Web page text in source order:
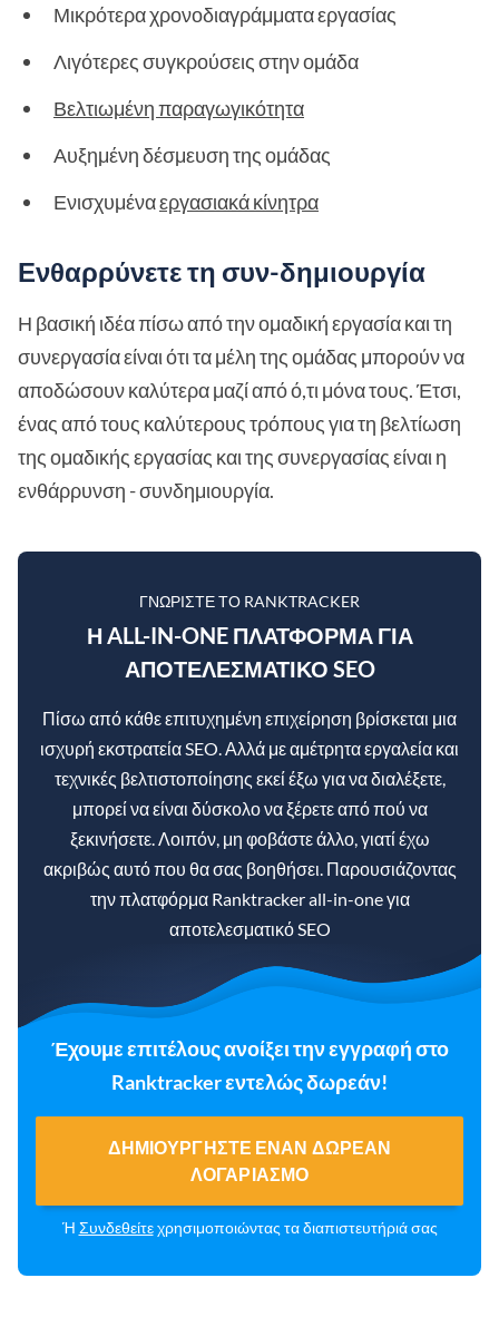
Μικρότερα χρονοδιαγράμματα εργασίας
Λιγότερες συγκρούσεις στην ομάδα
Βελτιωμένη παραγωγικότητα
Αυξημένη δέσμευση της ομάδας
Ενισχυμέναεργασιακά κίνητρα
Ενθαρρύνετε τη συν-δημιουργία
Η βασική ιδέα πίσω από την ομαδική εργασία και τη
συνεργασία είναι ότι τα μέλη της ομάδας μπορούν να
αποδώσουν καλύτερα μαζί από ό,τι μόνα τους. Έτσι,
ένας από τους καλύτερους τρόπους για τη βελτίωση
της ομαδικής εργασίας και της συνεργασίας είναι η
ενθάρρυνση - συνδημιουργία.
ΓΝΩΡΊΣΤΕ ΤΟ RANKTRACKER
Η ALL-IN-ONE ΠΛΑΤΦΌΡΜΑ ΓΙΑ
ΑΠΟΤΕΛΕΣΜΑΤΙΚΌ SEO
Πίσω από κάθε επιτυχημένη επιχείρηση βρίσκεται μια
ισχυρή εκστρατεία SEO. Αλλά με αμέτρητα εργαλεία και
τεχνικές βελτιστοποίησης εκεί έξω για να διαλέξετε,
μπορεί να είναι δύσκολο να ξέρετε από πού να
ξεκινήσετε. Λοιπόν, μη φοβάστε άλλο, γιατί έχω
ακριβώς αυτό που θα σας βοηθήσει. Παρουσιάζοντας
την πλατφόρμα Ranktracker all-in-one για
αποτελεσματικό SEO
Έχουμε επιτέλους ανοίξει την εγγραφή στο
Ranktracker εντελώς δωρεάν!
ΔΗΜΙΟΥΡΓΉΣΤΕ ΈΝΑΝ ΔΩΡΕΆΝ
ΛΟΓΑΡΙΑΣΜΌ
Ή Συνδεθείτεχρησιμοποιώντας τα διαπιστευτήριά σας